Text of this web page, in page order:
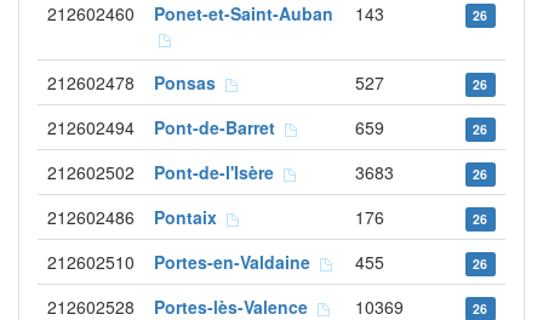
212602460 Ponet-et-Saint-Auban 143 26
212602478 Ponsas 527 26
212602494 Pont-de-Barret 659 26
212602502 Pont-de-l'Isère 3683 26
212602486 Pontaix 176 26
212602510 Portes-en-Valdaine 455 26
212602528 Portes-lès-Valence 10369 26